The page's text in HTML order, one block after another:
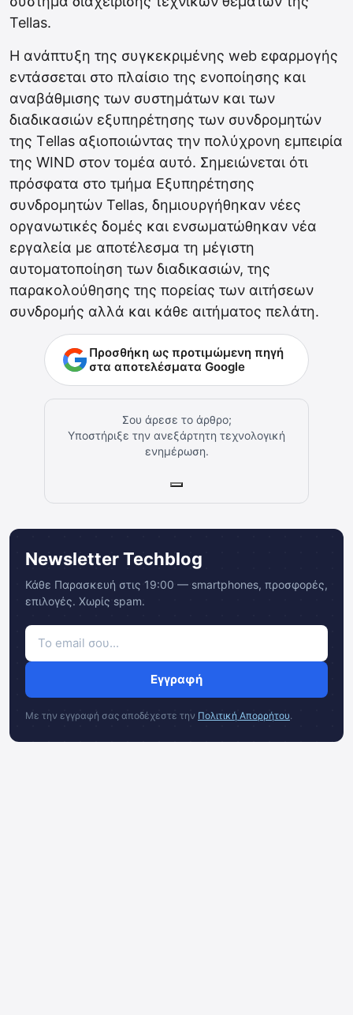
Tellas.
Η ανάπτυξη της συγκεκριμένης web εφαρμογής
εντάσσεται στο πλαίσιο της ενοποίησης και
αναβάθμισης των συστημάτων και των
διαδικασιών εξυπηρέτησης των συνδρομητών
της Τellas αξιοποιώντας την πολύχρονη εμπειρία
της WIND στον τομέα αυτό. Σημειώνεται ότι
πρόσφατα στο τμήμα Εξυπηρέτησης
συνδρομητών Tellas, δημιουργήθηκαν νέες
οργανωτικές δομές και ενσωματώθηκαν νέα
εργαλεία με αποτέλεσμα τη μέγιστη
αυτοματοποίηση των διαδικασιών, της
παρακολούθησης της πορείας των αιτήσεων
συνδρομής αλλά και κάθε αιτήματος πελάτη.
Προσθήκη ως προτιμώμενη πηγή
στα αποτελέσματα Google
Σου άρεσε το άρθρο;
Υποστήριξε την ανεξάρτητη τεχνολογική
ενημέρωση.
Newsletter Techblog
Κάθε Παρασκευή στις 19:00 — smartphones, προσφορές,
επιλογές. Χωρίς spam.
Εγγραφή
Με την εγγραφή σας αποδέχεστε την Πολιτική Απορρήτου.